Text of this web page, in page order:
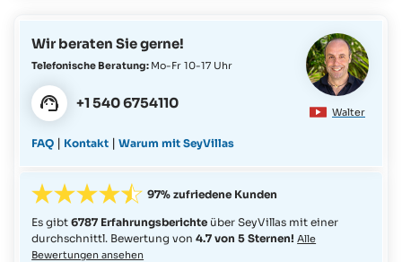
Walter
Wir beraten Sie gerne!
Telefonische Beratung: Mo-Fr 10-17 Uhr
+1 540 6754110
FAQ | Kontakt |Warum mit SeyVillas
97% zufriedene Kunden
Es gibt6787 Erfahrungsberichte über SeyVillas mit einer
durchschnittl. Bewertung von4.7 von 5 Sternen! Alle
Bewertungen ansehen